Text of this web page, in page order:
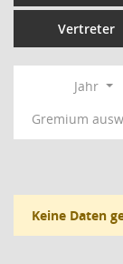
Vertreter
Jahr
Gremium
Keine Daten